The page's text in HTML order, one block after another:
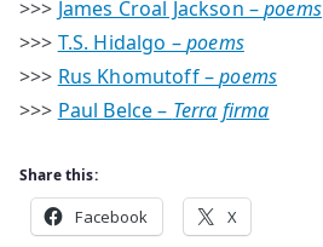
>>> James Croal Jackson –poems
>>> T.S. Hidalgo –poems
>>> Rus Khomutoff –poems
>>> Paul Belce – Terra firma
Share this:
Facebook X